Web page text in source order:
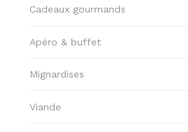
Cadeaux gourmands
Apéro & buffet
Mignardises
Viande